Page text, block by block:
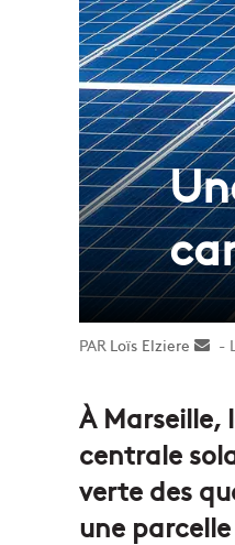
Loïs Elziere
À
centrale
verte des
une